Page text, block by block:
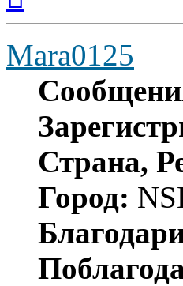
началу
Mara0125
Страна,
Город: